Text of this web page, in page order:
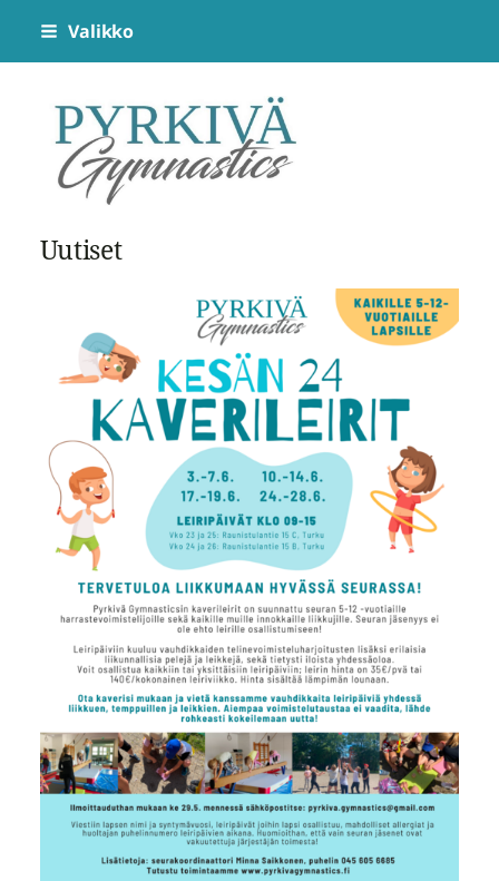
Siirry
sivun
sisältöön
Valikko
Pyrkivä Gymnastics
Uutiset